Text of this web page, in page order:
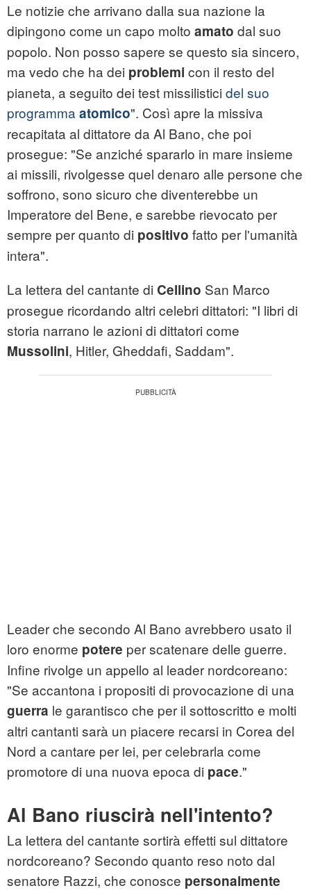
Le notizie che arrivano dalla sua nazione la
dipingono come un capo molto amato dal suo
popolo. Non posso sapere se questo sia sincero,
ma vedo che ha dei problemi con il resto del
pianeta, a seguito dei test missilistici del suo
programma atomico". Così apre la missiva
recapitata al dittatore da Al Bano, che poi
prosegue: "Se anziché spararlo in mare insieme
ai missili, rivolgesse quel denaro alle persone che
soffrono, sono sicuro che diventerebbe un
Imperatore del Bene, e sarebbe rievocato per
sempre per quanto di positivo fatto per l'umanità
intera".
La lettera del cantante di Cellino San Marco
prosegue ricordando altri celebri dittatori: "I libri di
storia narrano le azioni di dittatori come
Mussolini, Hitler, Gheddafi, Saddam".
Leader che secondo Al Bano avrebbero usato il
loro enorme potere per scatenare delle guerre.
Infine rivolge un appello al leader nordcoreano:
"Se accantona i propositi di provocazione di una
guerra le garantisco che per il sottoscritto e molti
altri cantanti sarà un piacere recarsi in Corea del
Nord a cantare per lei, per celebrarla come
promotore di una nuova epoca di pace."
Al Bano riuscirà nell'intento?
La lettera del cantante sortirà effetti sul dittatore
nordcoreano? Secondo quanto reso noto dal
senatore Razzi, che conosce personalmente